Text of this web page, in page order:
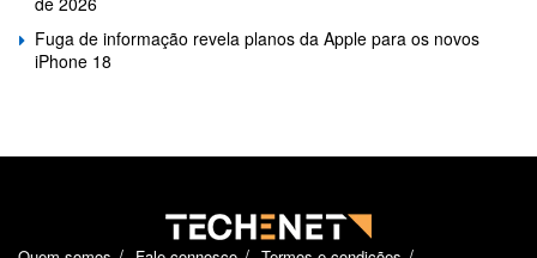
Fuga de informação revela planos da Apple para os novos
iPhone 18